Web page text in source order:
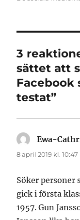
3
sättet att
Facebook
testat”
Ewa-
8 april 2019 kl. 10:47
Söker personer
gick i första
1957. Gun